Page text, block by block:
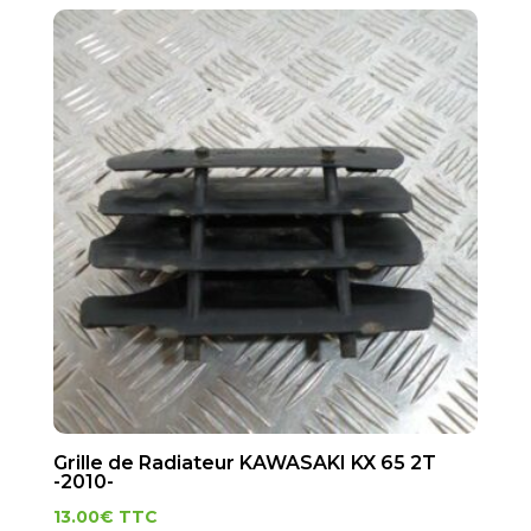
Grille de Radiateur KAWASAKI KX 65 2T
-2010-
13.00€ TTC